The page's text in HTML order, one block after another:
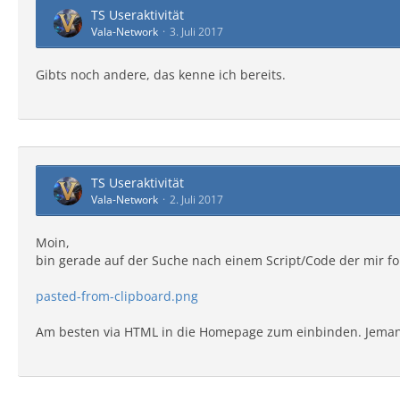
TS Useraktivität
Vala-Network 3. Juli 2017
Gibts noch andere, das kenne ich bereits.
TS Useraktivität
Vala-Network 2. Juli 2017
Moin,
bin gerade auf der Suche nach einem Script/Code der mir
pasted-from-clipboard.png
Am besten via HTML in die Homepage zum einbinden.